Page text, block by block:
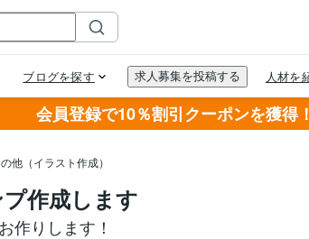
会員登録で10％割引クーポンを獲得！
他（イラスト作成）
作成します
作りします！